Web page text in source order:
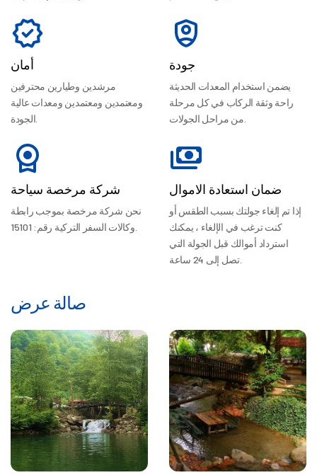
أمان
مرشدين وطيارين محترفين
ومعتمدين ومعتمدين ومعدات عالية
جودة
يضمن استخدام المعدات الحديثة
راحة وثقة الركاب في كل مرحلة
شركة مرخصة سياحة
نحن شركة مرخصة بموجب رابطة
ضمان استعادة الاموال
إذا تم إلغاء جولتك بسبب الطقس أو
كنت ترغب في الإلغاء ، يمكنك
استرداد أموالك قبل الجولة التي
تصل إلى 24 ساعة.
صالة عرض